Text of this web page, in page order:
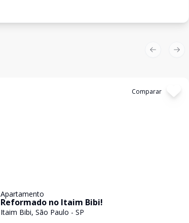
Comparar
Apartamento
Reformado no Itaim Bibi!
Itaim Bibi, São Paulo - SP
Previous